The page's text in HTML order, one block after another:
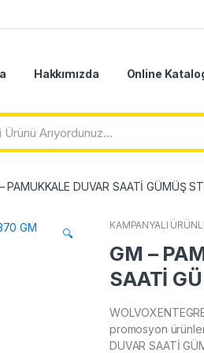
Hakkımızda Online
PAMUKKALE DUVAR SAATİ GÜMÜŞ
🔍
KAMPANYALI
GM –
SAATİ
promosyon
DUVAR SAATİ